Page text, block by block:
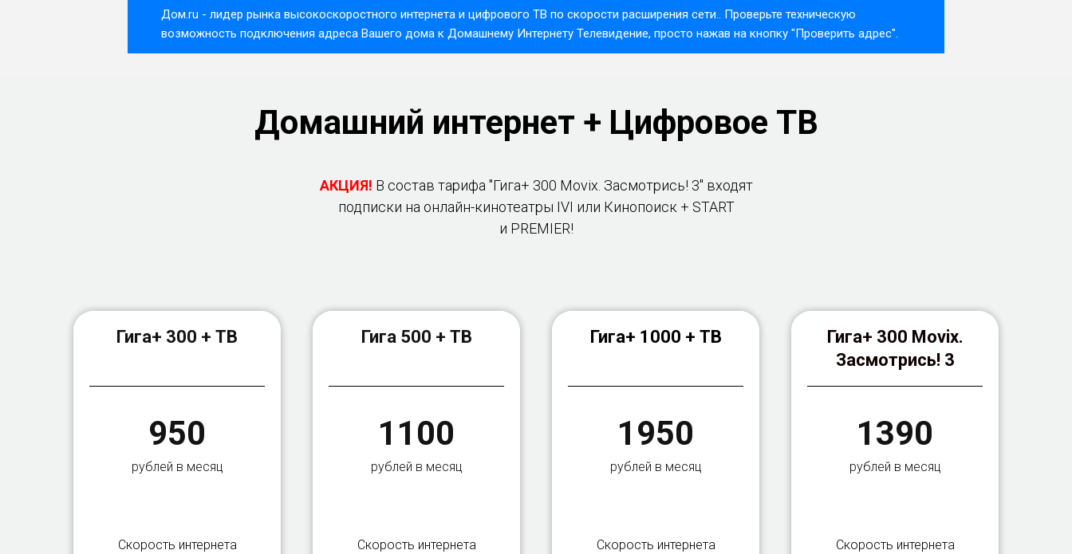
Дом.ru - лидер рынка высокоскоростного интернета и цифрового ТВ по скорости расширения сети.. Проверьте техническую
возможность подключения адреса Вашего дома к Домашнему Интернету Телевидение, просто нажав на кнопку "Проверить адрес".
Домашний интернет + Цифровое ТВ
АКЦИЯ! В состав тарифа "Гига+ 300 Movix. Засмотрись! 3" входят
подписки на онлайн-кинотеатры IVI или Кинопоиск + START
и PREMIER!
Гига+ 300 + ТВ
950
рублей в месяц
Скорость интернета
Гига 500 + ТВ
1100
рублей в месяц
Скорость интернета
Гига+ 1000 + ТВ
1950
рублей в месяц
Скорость интернета
Гига+ 300 Movix.
Засмотрись! 3
1390
рублей в месяц
Скорость интернета